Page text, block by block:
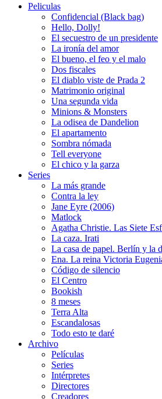
Peliculas
Confidencial (Black bag)
Hello, Dolly!
El secuestro de un presidente
La ironía del amor
El bueno, el feo y el malo
Dos fiscales
El diablo viste de Prada 2
Matrimonio original
Una segunda vida
Minions & Monsters
La odisea de Dandelion
El apartamento
Sombra nómada
Tell everyone
El chico y la garza
Series
La más grande
Contra la ley
Jane Eyre (2006)
Matlock
Agatha Christie. Las Siete
La caza. Irati
La casa de papel. Berlín y la
Ena. La reina Victoria
Código de silencio
El Centro
Bookish
8 meses
Terra Alta
Escandalosas
Todo esto te daré
Archivo
Películas
Series
Intérpretes
Directores
Creadores